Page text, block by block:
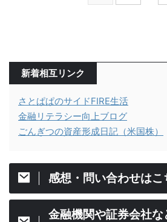
新着相互リンク
さとぱぱのサイドFIRE生活
金融リテラシー向上ブログ
ごんぎつの資産形成日記（米国株）
感想・問い合わせはこ
金融機関や証券会社